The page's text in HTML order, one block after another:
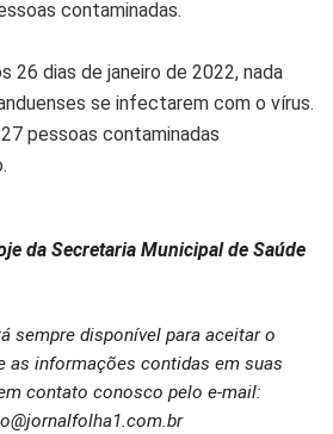
contaminadas.
26 dias de janeiro de 2022, nada
se infectarem com o vírus.
pessoas contaminadas
da Secretaria Municipal de Saúde
sempre disponível para aceitar o
as informações contidas em suas
contato conosco pelo e-mail: